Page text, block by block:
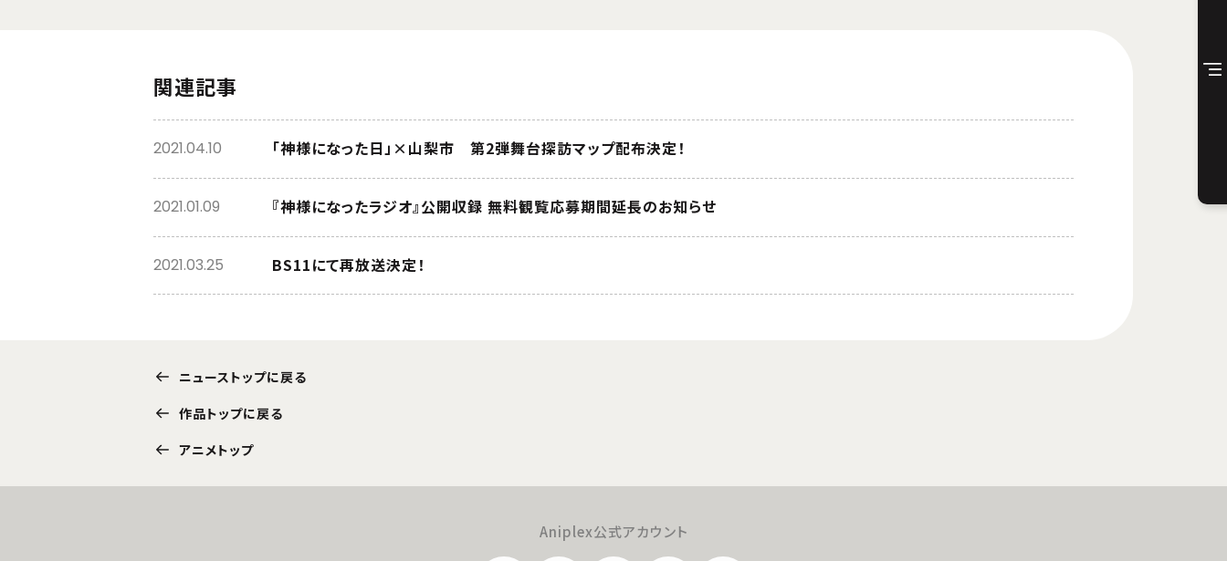
関連記事
「神様になった日」×山梨市 第2弾舞台探訪マップ配布決定！
2021.04.10
『神様になったラジオ』公開収録 無料観覧応募期間延長のお知らせ
2021.01.09
BS11にて再放送決定！
2021.03.25
ニューストップに戻る
作品トップに戻る
アニメトップ
Aniplex公式アカウント